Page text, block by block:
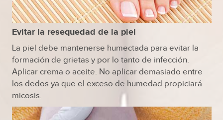
Evitar la resequedad de la piel
La piel debe mantenerse humectada para evitar la
formación de grietas y por lo tanto de infección.
Aplicar crema o aceite. No aplicar demasiado entre
los dedos ya que el exceso de humedad propiciará
micosis.